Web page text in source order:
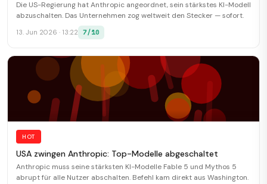
Die US-Regierung hat Anthropic angeordnet, sein stärkstes KI-Modell
abzuschalten. Das Unternehmen zog weltweit den Stecker — sofort.
13. Jun 2026 · 13:22 7/10
HOT
USA zwingen Anthropic: Top-Modelle abgeschaltet
Anthropic muss seine stärksten KI-Modelle Fable 5 und Mythos 5
abrupt für alle Nutzer abschalten. Befehl kam direkt aus Washington.